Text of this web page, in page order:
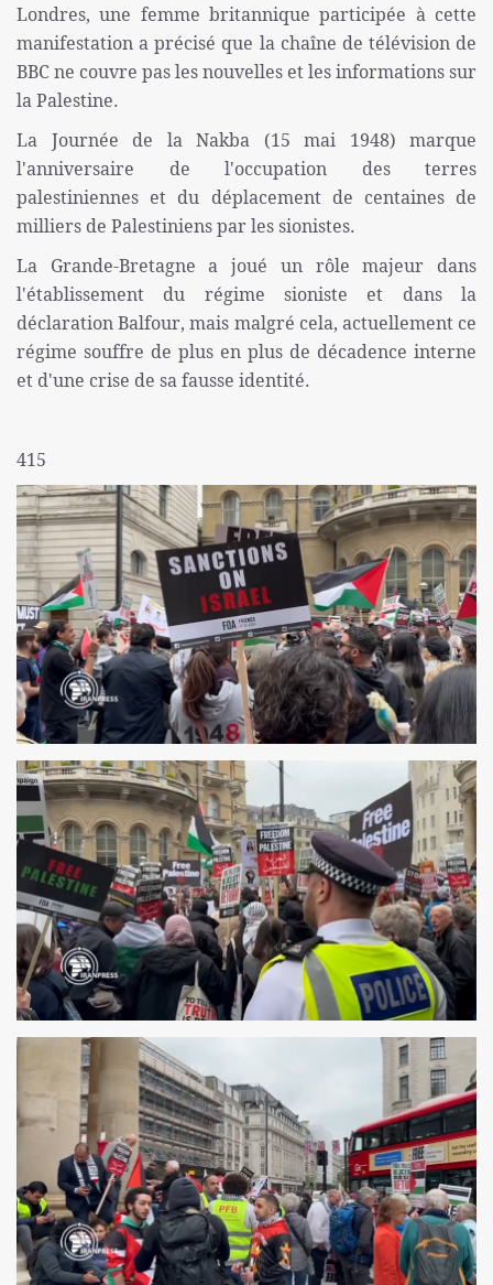
Londres, une femme britannique participée à cette
manifestation a précisé que la chaîne de télévision de
BBC ne couvre pas les nouvelles et les informations sur
la Palestine.
La Journée de la Nakba (15 mai 1948) marque
l'anniversaire de l'occupation des terres
palestiniennes et du déplacement de centaines de
milliers de Palestiniens par les sionistes.
La Grande-Bretagne a joué un rôle majeur dans
l'établissement du régime sioniste et dans la
déclaration Balfour, mais malgré cela, actuellement ce
régime souffre de plus en plus de décadence interne
et d'une crise de sa fausse identité.
415